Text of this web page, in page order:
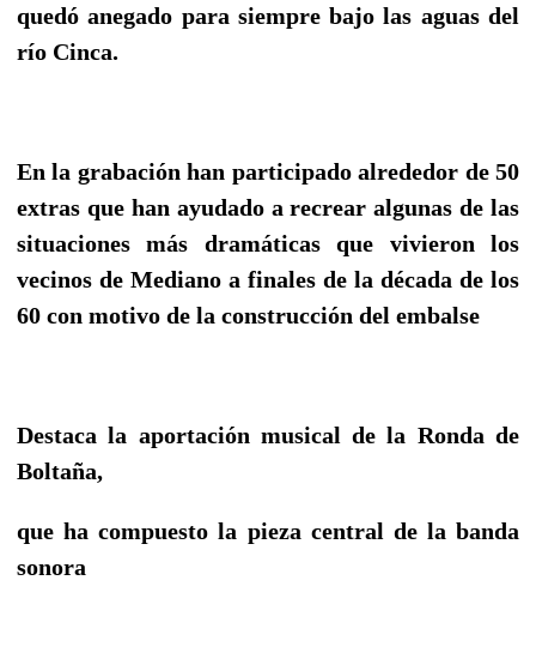
quedó anegado para siempre bajo las aguas del
río Cinca.
En la grabación han participado alrededor de 50
extras que han ayudado a recrear algunas de las
situaciones más dramáticas que vivieron los
vecinos de Mediano a finales de la década de los
60 con motivo de la construcción del embalse
Destaca la aportación musical de la Ronda de
Boltaña,
que ha compuesto la pieza central de la banda
sonora